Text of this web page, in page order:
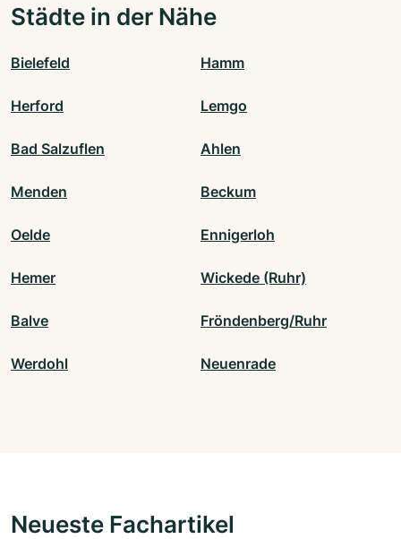
Städte in der Nähe
Bielefeld Hamm
Herford Lemgo
Bad Salzuflen Ahlen
Menden Beckum
Oelde Ennigerloh
Hemer Wickede (Ruhr)
Balve Fröndenberg/Ruhr
Werdohl Neuenrade
Neueste Fachartikel